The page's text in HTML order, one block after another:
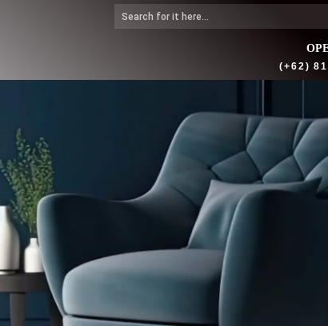
(+62)